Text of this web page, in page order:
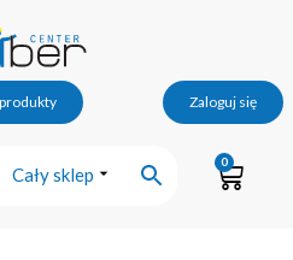
Zaloguj się
Cały sklep
0